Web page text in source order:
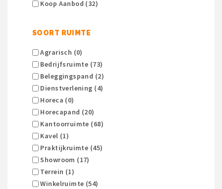
Koop Aanbod (32)
SOORT RUIMTE
Agrarisch (0)
Bedrijfsruimte (73)
Beleggingspand (2)
Dienstverlening (4)
Horeca (0)
Horecapand (20)
Kantoorruimte (68)
Kavel (1)
Praktijkruimte (45)
Showroom (17)
Terrein (1)
Winkelruimte (54)